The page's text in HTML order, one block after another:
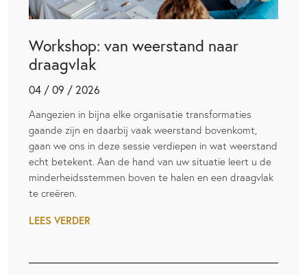
Workshop: van weerstand naar
draagvlak
04 / 09 / 2026
Aangezien in bijna elke organisatie transformaties
gaande zijn en daarbij vaak weerstand bovenkomt,
gaan we ons in deze sessie verdiepen in wat weerstand
echt betekent. Aan de hand van uw situatie leert u de
minderheidsstemmen boven te halen en een draagvlak
te creëren.
LEES VERDER